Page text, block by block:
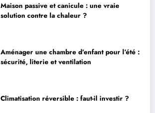
Maison passive et canicule : une vraie
solution contre la chaleur ?
Aménager une chambre d’enfant pour l’été :
sécurité, literie et ventilation
Climatisation réversible : faut-il investir ?